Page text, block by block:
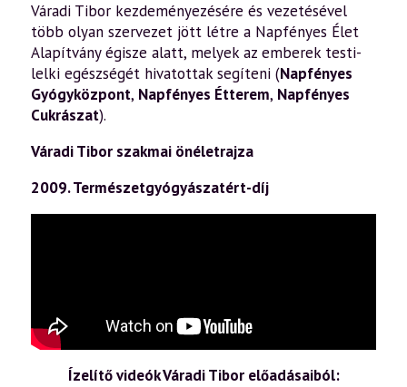
Váradi Tibor kezdeményezésére és vezetésével
több olyan szervezet jött létre a Napfényes Élet
Alapítvány égisze alatt, melyek az emberek testi-
lelki egészségét hivatottak segíteni (Napfényes
Gyógyközpont, Napfényes Étterem, Napfényes
Cukrászat).
Váradi Tibor szakmai önéletrajza
2009. Természetgyógyászatért-díj
Ízelítő videók Váradi Tibor előadásaiból: